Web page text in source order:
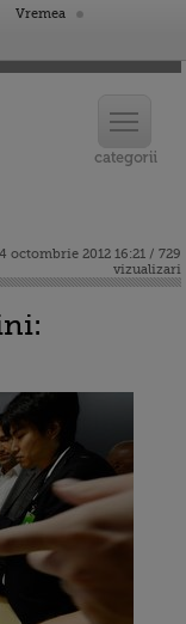
Vremea
octombrie 2012 16:21 / 729
vizualizari